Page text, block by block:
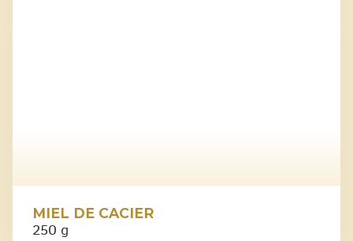
MIEL DE CACIER
250 g